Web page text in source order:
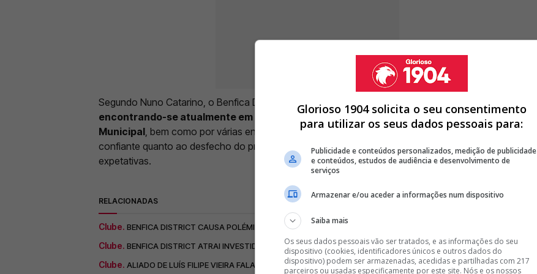
Segundo Nuno Catarino, o Benfica District tem vindo a cumprir todas as etapas previstas,
encontrando-se atualmente em análise por diversos departamentos da Câmara
Municipal , bem como por várias entidades externas. O responsável encarnado mostrou-se
confiante quanto ao desfecho do processo, salientando que a evolução tem correspondido às
expetativas.
RELACIONADAS
Clube. BENFICA DISTRICT CAUSA POLÉMICA; SÓCIOS AVANÇAM PARA TRIBUNAL
Clube. BENFICA DISTRICT ATRAI INVESTIDORES NORTE-AMERICANOS E AGITA ESTRUTURA DA SAD
Clube. ALIADO DE LUÍS FILIPE VIEIRA FALA DOS VÁRIOS "ERROS" DO BENFICA DISTRICT
Glorioso 1904 solicita o seu consentimento
para utilizar os seus dados pessoais para:
Publicidade e conteúdos personalizados, medição de publicidade
e conteúdos, estudos de audiência e desenvolvimento de
serviços
Armazenar e/ou aceder a informações num dispositivo
Saiba mais
Os seus dados pessoais vão ser tratados, e as informações do seu
dispositivo (cookies, identificadores únicos e outros dados do
dispositivo) podem ser armazenadas, acedidas e partilhadas com 217
parceiros ou usadas especificamente por este site. Nós e os nossos